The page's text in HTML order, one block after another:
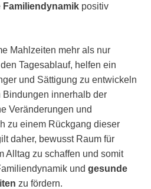
Familiendynamik positiv
Mahlzeiten mehr als nur
Tagesablauf, helfen ein
und Sättigung zu entwickeln
innerhalb der
Veränderungen und
zu einem Rückgang dieser
daher, bewusst Raum für
Alltag zu schaffen und somit
und gesunde
zu fördern.